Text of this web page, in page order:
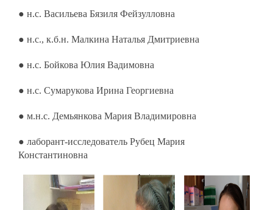
● н.с. Васильева Бязиля Фейзулловна
● н.с., к.б.н. Малкина Наталья Дмитриевна
● н.с. Бойкова Юлия Вадимовна
● н.с. Сумарукова Ирина Георгиевна
● м.н.с. Демьянкова Мария Владимировна
● лаборант-исследователь Рубец Мария
Константиновна